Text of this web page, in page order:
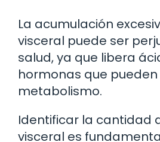
La acumulación
visceral puede ser
salud, ya que libera
hormonas que
metabolismo.
Identificar la cantidad
visceral es